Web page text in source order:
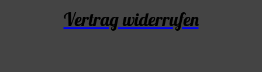
Vertrag widerrufen